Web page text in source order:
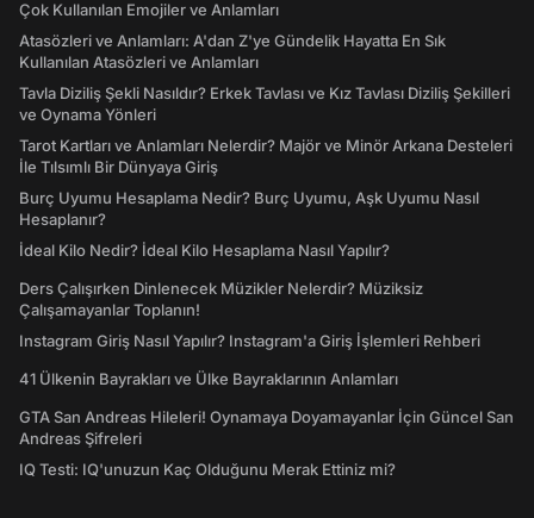
Çok Kullanılan Emojiler ve Anlamları
Atasözleri ve Anlamları: A'dan Z'ye Gündelik Hayatta En Sık
Kullanılan Atasözleri ve Anlamları
Tavla Diziliş Şekli Nasıldır? Erkek Tavlası ve Kız Tavlası Diziliş Şekilleri
ve Oynama Yönleri
Tarot Kartları ve Anlamları Nelerdir? Majör ve Minör Arkana Desteleri
İle Tılsımlı Bir Dünyaya Giriş
Burç Uyumu Hesaplama Nedir? Burç Uyumu, Aşk Uyumu Nasıl
Hesaplanır?
İdeal Kilo Nedir? İdeal Kilo Hesaplama Nasıl Yapılır?
Ders Çalışırken Dinlenecek Müzikler Nelerdir? Müziksiz
Çalışamayanlar Toplanın!
Instagram Giriş Nasıl Yapılır? Instagram'a Giriş İşlemleri Rehberi
41 Ülkenin Bayrakları ve Ülke Bayraklarının Anlamları
GTA San Andreas Hileleri! Oynamaya Doyamayanlar İçin Güncel San
Andreas Şifreleri
IQ Testi: IQ'unuzun Kaç Olduğunu Merak Ettiniz mi?